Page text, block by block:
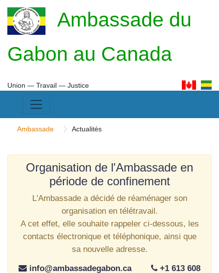
Ambassade du
Gabon au Canada
Union ― Travail ― Justice
Ambassade Actualités
Organisation de l'Ambassade en
période de confinement
L'Ambassade a décidé de réaménager son
organisation en télétravail.
A cet effet, elle souhaite rappeler ci-dessous, les
contacts électronique et téléphonique, ainsi que
sa nouvelle adresse.
info@ambassadegabon.ca
+1 613 608